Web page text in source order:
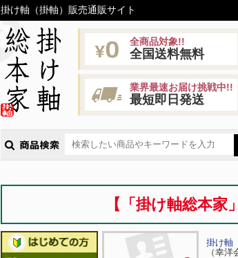
掛け軸（掛軸）販売通販サイト
全商品対象!!
全国送料無料
業界最速お届け挑戦中!!
最短即日発送
【「掛け軸総本
掛け軸
（幸